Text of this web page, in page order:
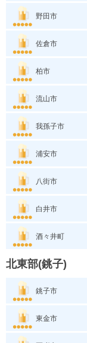
野田市
佐倉市
柏市
流山市
我孫子市
浦安市
八街市
白井市
酒々井町
北東部(銚子)
銚子市
東金市